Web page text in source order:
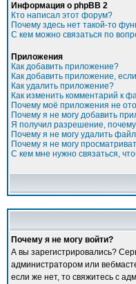
Информация о phpBB 2
Кто написал этот форум?
Почему здесь нет такой-то
С кем можно связаться по
Приложения
Как добавить приложение?
Как добавить приложение,
Как удалить приложение?
Как изменить комментарий к
Почему моё приложения не
Почему я не могу добавить
Я получил разрешение,
Почему я не могу удалить
Почему я не могу
С кем мне нужно связаться,
Почему я не могу войти?
А вы зарегистрировались?
администратором или
если же нет, то свяжитесь с